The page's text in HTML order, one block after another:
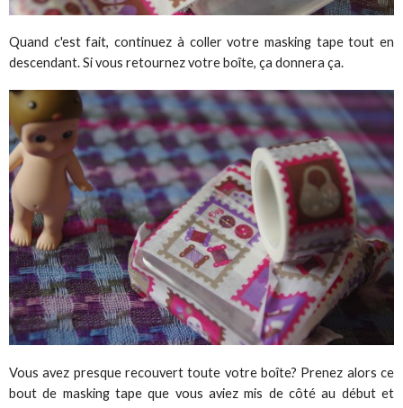
Quand c'est fait, continuez à coller votre masking tape tout en
descendant. Si vous retournez votre boîte, ça donnera ça.
Vous avez presque recouvert toute votre boîte? Prenez alors ce
bout de masking tape que vous aviez mis de côté au début et